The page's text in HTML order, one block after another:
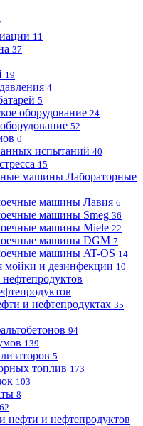
11
37
19
4
5
оборудование 24
52
0
испытаний 40
15
Лабораторные
машины Лавия 6
машины Smeg 36
машины Miele 22
машины DGM 7
машины AT-OS 14
мойки и дезинфекции 10
и нефтепродуктах 35
94
139
5
топлив 173
103
8
62
нефти и нефтепродуктов